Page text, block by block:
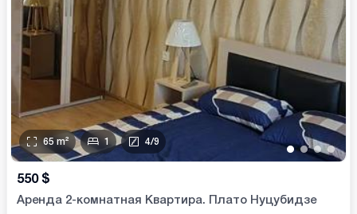
••••
65 m² 1 4/9
550 $
Аренда 2-комнатная Квартира. Плато Нуцубидзе